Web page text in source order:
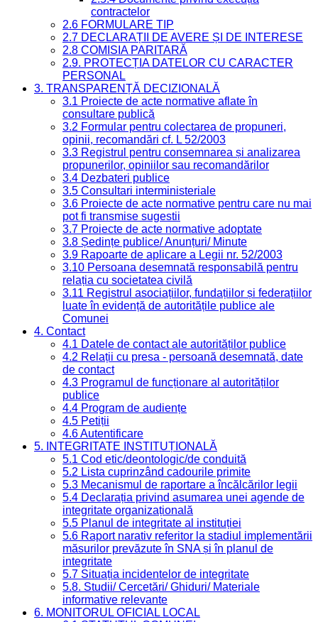
contractelor
2.6 FORMULARE TIP
2.7 DECLARAȚII DE AVERE ȘI DE INTERESE
2.8 COMISIA PARITARĂ
2.9. PROTECȚIA DATELOR CU CARACTER
PERSONAL
3. TRANSPARENȚĂ DECIZIONALĂ
3.1 Proiecte de acte normative aflate în
consultare publică
3.2 Formular pentru colectarea de propuneri,
opinii, recomandări cf. L 52/2003
3.3 Registrul pentru consemnarea și analizarea
propunerilor, opiniilor sau recomandărilor
3.4 Dezbateri publice
3.5 Consultari interministeriale
3.6 Proiecte de acte normative pentru care nu mai
pot fi transmise sugestii
3.7 Proiecte de acte normative adoptate
3.8 Ședințe publice/ Anunțuri/ Minute
3.9 Rapoarte de aplicare a Legii nr. 52/2003
3.10 Persoana desemnată responsabilă pentru
relația cu societatea civilă
3.11 Registrul asociațiilor, fundațiilor și federațiilor
luate în evidență de autoritățile publice ale
Comunei
4. Contact
4.1 Datele de contact ale autorităților publice
4.2 Relații cu presa - persoană desemnată, date
de contact
4.3 Programul de funcționare al autorităților
publice
4.4 Program de audiențe
4.5 Petiții
4.6 Autentificare
5. INTEGRITATE INSTITUȚIONALĂ
5.1 Cod etic/deontologic/de conduită
5.2 Lista cuprinzând cadourile primite
5.3 Mecanismul de raportare a încălcărilor legii
5.4 Declarația privind asumarea unei agende de
integritate organizațională
5.5 Planul de integritate al instituției
5.6 Raport narativ referitor la stadiul implementării
măsurilor prevăzute în SNA și în planul de
integritate
5.7 Situația incidentelor de integritate
5.8. Studii/ Cercetări/ Ghiduri/ Materiale
informative relevante
6. MONITORUL OFICIAL LOCAL